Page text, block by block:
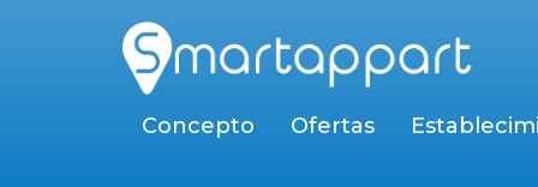
Concepto Ofertas